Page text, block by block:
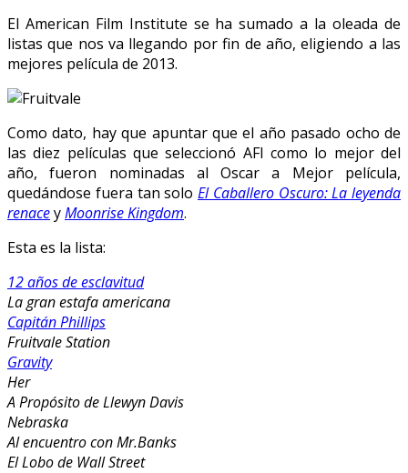
El American Film Institute se ha sumado a la oleada de
listas que nos va llegando por fin de año, eligiendo a las
mejores película de 2013.
Como dato, hay que apuntar que el año pasado ocho de
las diez películas que seleccionó AFI como lo mejor del
año, fueron nominadas al Oscar a Mejor película,
quedándose fuera tan solo El Caballero Oscuro: La leyenda
renaceyMoonrise Kingdom.
Esta es la lista:
12 años de esclavitud
La gran estafa americana
Capitán Phillips
Fruitvale Station
Gravity
Her
A Propósito de Llewyn Davis
Nebraska
Al encuentro con Mr.Banks
El Lobo de Wall Street